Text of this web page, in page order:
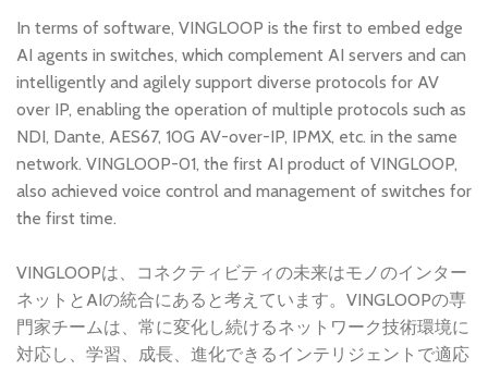
In terms of software, VINGLOOP is the first to embed edge
AI agents in switches, which complement AI servers and can
intelligently and agilely support diverse protocols for AV
over IP, enabling the operation of multiple protocols such as
NDI, Dante, AES67, 10G AV-over-IP, IPMX, etc. in the same
network. VINGLOOP-01, the first AI product of VINGLOOP,
also achieved voice control and management of switches for
the first time.
VINGLOOPは、コネクティビティの未来はモノのインター
ネットとAIの統合にあると考えています。VINGLOOPの専
門家チームは、常に変化し続けるネットワーク技術環境に
対応し、学習、成長、進化できるインテリジェントで適応